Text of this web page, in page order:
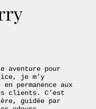
aventure pour
je m’y
permanence aux
clients. C’est
guidée par